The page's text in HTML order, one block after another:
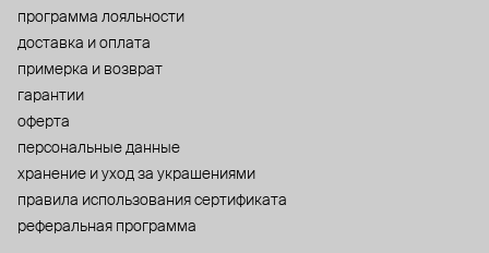
программа лояльности
доставка и оплата
примерка и возврат
гарантии
оферта
персональные данные
хранение и уход за украшениями
правила использования сертификата
реферальная программа